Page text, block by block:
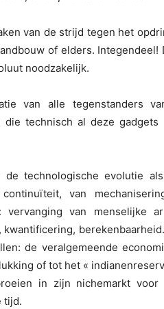
van de strijd tegen het
of elders. Integendeel!
noodzakelijk.
van alle tegenstanders
technisch al deze gadgets
technologische evolutie
van
van menselijke
kwantificering,
de veralgemeende
of tot het «
in zijn nichemarkt voor
tijd.